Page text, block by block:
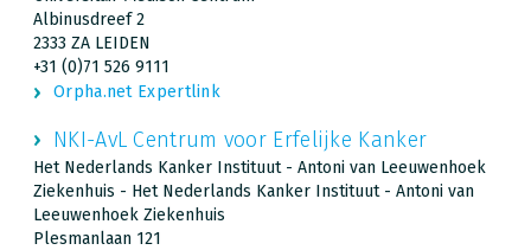
Albinusdreef 2
2333 ZA LEIDEN
+31 (0)71 526 9111
Orpha.net Expertlink
NKI-AvL Centrum voor Erfelijke Kanker
Het Nederlands Kanker Instituut - Antoni van Leeuwenhoek
Ziekenhuis - Het Nederlands Kanker Instituut - Antoni van
Leeuwenhoek Ziekenhuis
Plesmanlaan 121